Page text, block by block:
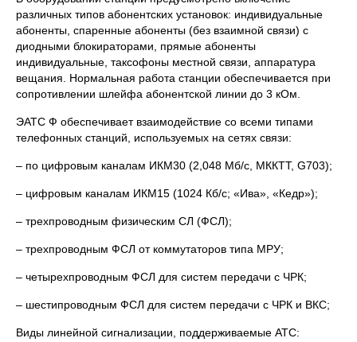
различных типов абонентских установок: индивидуальные
абоненты, спаренные абоненты (без взаимной связи) с
диодными блокираторами, прямые абоненты
индивидуальные, таксофоны местной связи, аппаратура
вещания. Нормальная работа станции обеспечивается при
сопротивлении шлейфа абонентской линии до 3 кОм.
ЭАТС Ф обеспечивает взаимодействие со всеми типами
телефонных станций, используемых на сетях связи:
– по цифровым каналам ИКМ30 (2,048 Мб/с, МККТТ, G703);
– цифровым каналам ИКМ15 (1024 Кб/с; «Ива», «Кедр»);
– трехпроводным физическим СЛ (ФСЛ);
– трехпроводным ФСЛ от коммутаторов типа МРУ;
– четырехпроводным ФСЛ для систем передачи с ЧРК;
– шестипроводным ФСЛ для систем передачи с ЧРК и ВКС;
Виды линейной сигнализации, поддерживаемые АТС: